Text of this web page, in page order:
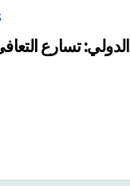
تسارع